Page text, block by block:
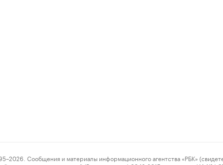
Сообщения и материалы информационного агентства «РБК»